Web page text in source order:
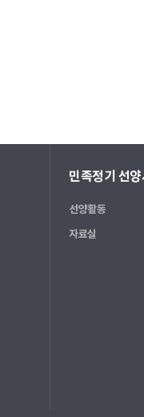
민족정기 선양
선양활동
자료실